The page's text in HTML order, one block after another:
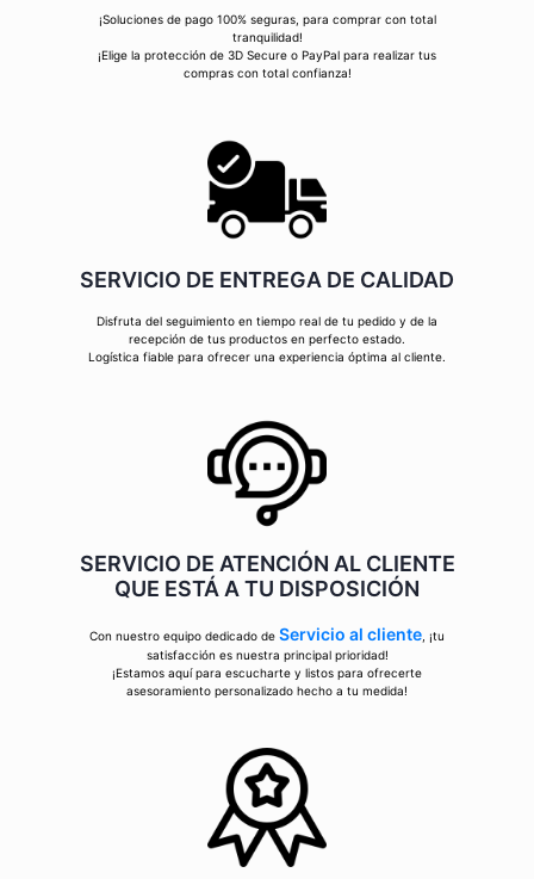
¡Soluciones de pago 100% seguras, para comprar con total
tranquilidad!
¡Elige la protección de 3D Secure o PayPal para realizar tus
compras con total confianza!
SERVICIO DE ENTREGA DE CALIDAD
Disfruta del seguimiento en tiempo real de tu pedido y de la
recepción de tus productos en perfecto estado.
Logística fiable para ofrecer una experiencia óptima al cliente.
SERVICIO DE ATENCIÓN AL CLIENTE
QUE ESTÁ A TU DISPOSICIÓN
Con nuestro equipo dedicado de Servicio al cliente , ¡tu
satisfacción es nuestra principal prioridad!
¡Estamos aquí para escucharte y listos para ofrecerte
asesoramiento personalizado hecho a tu medida!